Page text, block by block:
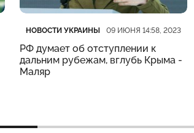
Категория
НОВОСТИ УКРАИНЫ
Дата публикации 09 ИЮНЯ 14:58, 2023
РФ думает об отступлении к
дальним рубежам, вглубь Крыма -
Маляр